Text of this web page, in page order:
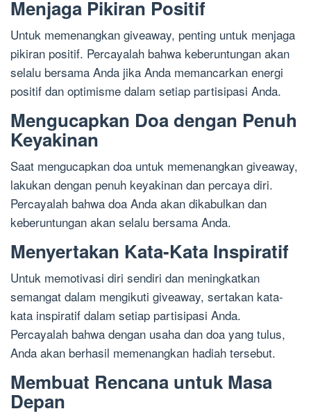
Menjaga Pikiran Positif
Untuk memenangkan giveaway, penting untuk menjaga
pikiran positif. Percayalah bahwa keberuntungan akan
selalu bersama Anda jika Anda memancarkan energi
positif dan optimisme dalam setiap partisipasi Anda.
Mengucapkan Doa dengan Penuh
Keyakinan
Saat mengucapkan doa untuk memenangkan giveaway,
lakukan dengan penuh keyakinan dan percaya diri.
Percayalah bahwa doa Anda akan dikabulkan dan
keberuntungan akan selalu bersama Anda.
Menyertakan Kata-Kata Inspiratif
Untuk memotivasi diri sendiri dan meningkatkan
semangat dalam mengikuti giveaway, sertakan kata-
kata inspiratif dalam setiap partisipasi Anda.
Percayalah bahwa dengan usaha dan doa yang tulus,
Anda akan berhasil memenangkan hadiah tersebut.
Membuat Rencana untuk Masa
Depan